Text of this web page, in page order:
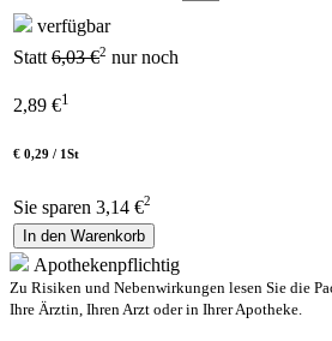
verfügbar
Statt 6,03 €2 nur noch
2,89 €1
€ 0,29 / 1St
Sie sparen 3,14 €2
In den Warenkorb
Apothekenpflichtig
Zu Risiken und Nebenwirkungen lesen Sie die
Ihre Ärztin, Ihren Arzt oder in Ihrer Apotheke.